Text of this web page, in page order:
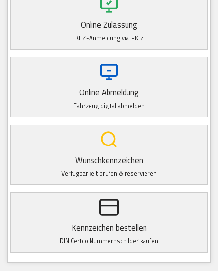
Online Zulassung
KFZ-Anmeldung via i-Kfz
Online Abmeldung
Fahrzeug digital abmelden
Wunschkennzeichen
Verfügbarkeit prüfen & reservieren
Kennzeichen bestellen
DIN Certco Nummernschilder kaufen